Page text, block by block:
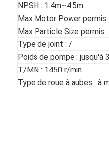
NPSH : 1.4m~4.5m
Max Motor Power
Max Particle Size permis
Type de joint : /
Poids de pompe : jusqu'à
T/MN : 1450 r/min
Type de roue à aubes : à